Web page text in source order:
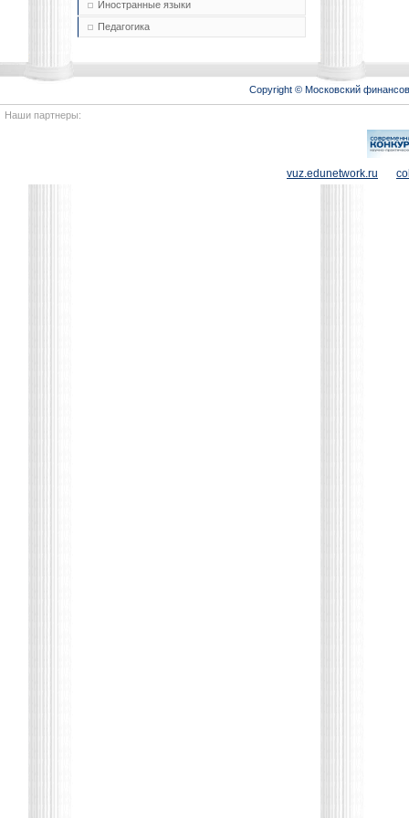
Иностранные языки
Педагогика
Copyright © Московский
Наши партнеры:
vuz.edunetwork.ru